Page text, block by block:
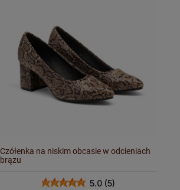
Czółenka na niskim obcasie w odcieniach
brązu
5.0 (5)